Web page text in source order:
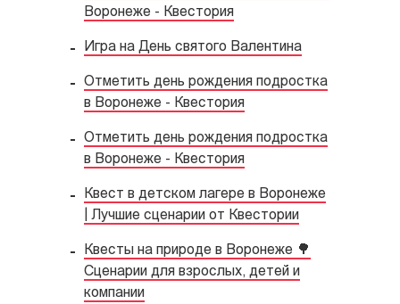
Воронеже - Квестория
Игра на День святого Валентина
Отметить день рождения подростка
в Воронеже - Квестория
Отметить день рождения подростка
в Воронеже - Квестория
Квест в детском лагере в Воронеже
| Лучшие сценарии от Квестории
Квесты на природе в Воронеже 🌳
Сценарии для взрослых, детей и
компании